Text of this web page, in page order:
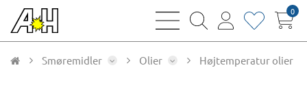
bars
magnifying
user
heart0
Smøremidler Olier Højtemperatur olier